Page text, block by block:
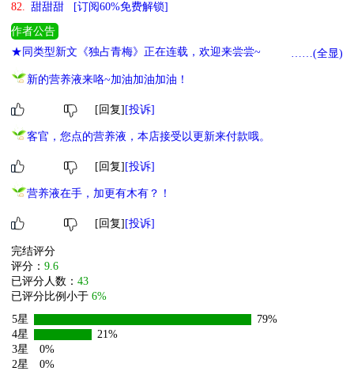
82. 甜甜甜 [订阅60%免费解锁]
作者公告
★同类型新文《独占青梅》正在连载，欢迎来尝尝~
……(全显)
新的营养液来咯~加油加油加油！
[回复] [投诉]
客官，您点的营养液，本店接受以更新来付款哦。
[回复] [投诉]
营养液在手，加更有木有？！
[回复] [投诉]
完结评分
评分： 9.6
已评分人数： 43
已评分比例小于 6%
5星
79%
4星
21%
3星
0%
2星
0%